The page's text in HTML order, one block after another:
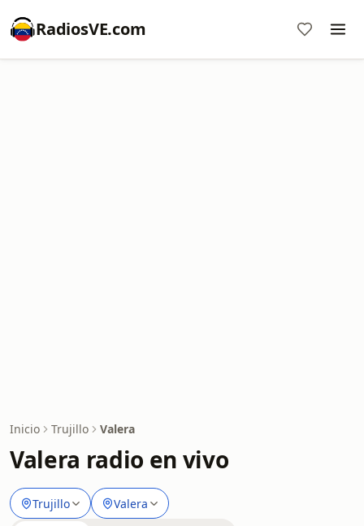
RadiosVE.com
Inicio Trujillo Valera
Valera radio en vivo
Trujillo Valera